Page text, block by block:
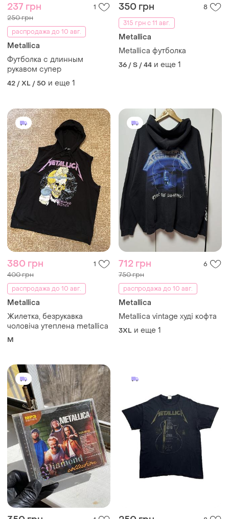
237 грн 1
250 грн
распродажа до 10 авг.
Metallica
Футболка с длинным
рукавом супер
42 / XL / 50 и еще 1
350 грн
8
315 грн с 11 авг.
Metallica
Metallica футболка
36 / S / 44 и еще 1
380 грн 1
400 грн
распродажа до 10 авг.
Metallica
Жилетка, безрукавка
чоловіча утеплена metallica
M
712 грн 6
750 грн
распродажа до 10 авг.
Metallica
Metallica vintage худі кофта
3XL и еще 1